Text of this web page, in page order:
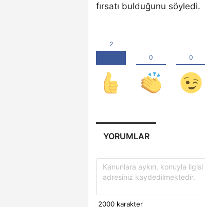
fırsatı bulduğunu söyledi.
YORUMLAR